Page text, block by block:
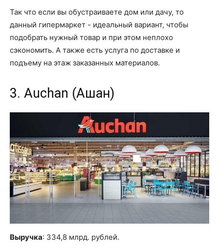
Так что если вы обустраиваете дом или дачу, то
данный гипермаркет - идеальный вариант, чтобы
подобрать нужный товар и при этом неплохо
сэкономить. А также есть услуга по доставке и
подъему на этаж заказанных материалов.
3. Auchan (Ашан)
Выручка: 334,8 млрд. рублей.